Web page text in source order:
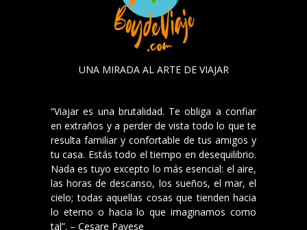
UNA MIRADA AL ARTE DE VIAJAR
“Viajar es una brutalidad. Te obliga a confiar
en extraños y a perder de vista todo lo que te
resulta familiar y confortable de tus amigos y
tu casa. Estás todo el tiempo en desequilibrio.
Nada es tuyo excepto lo más esencial: el aire,
las horas de descanso, los sueños, el mar, el
cielo; todas aquellas cosas que tienden hacia
lo eterno o hacia lo que imaginamos como
tal”. – Cesare Pavese